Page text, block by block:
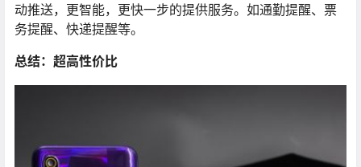
动推送，更智能，更快一步的提供服务。如通勤提醒、票
务提醒、快递提醒等。
总结：超高性价比